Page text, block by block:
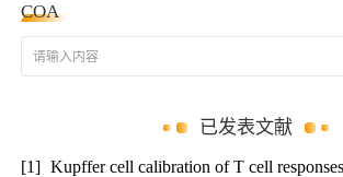
COA
请输入内容
已发表文献
[1] Kupffer cell calibration of T cell